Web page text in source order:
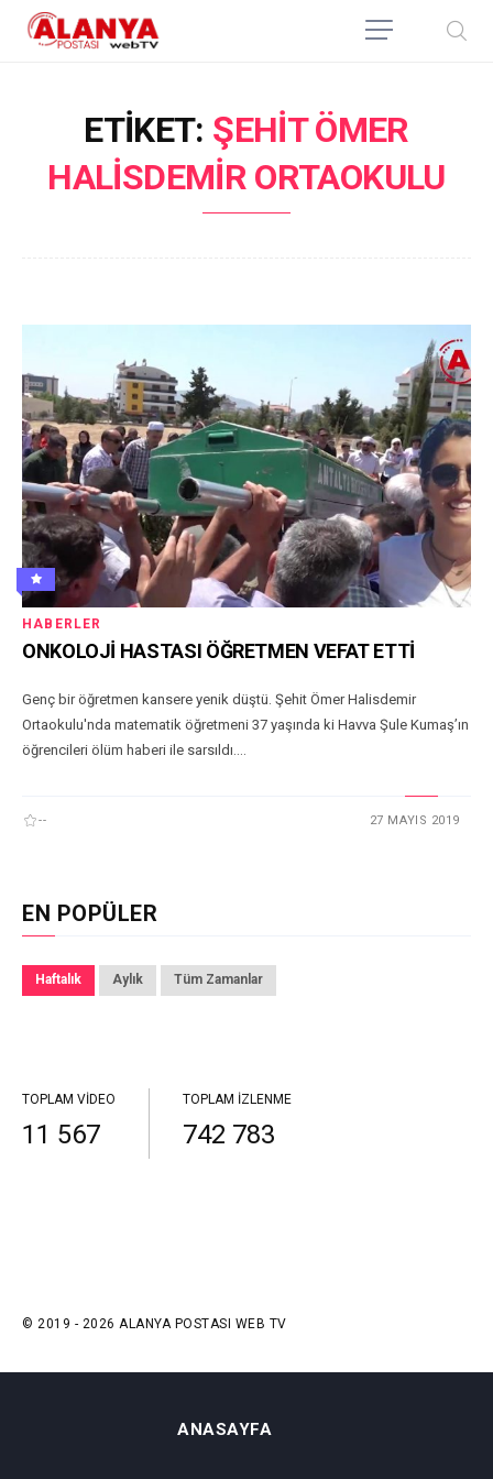
ETIKET: ŞEHIT ÖMER
HALISDEMIR ORTAOKULU
HABERLER
ONKOLOJİ HASTASI ÖĞRETMEN VEFAT ETTİ
Genç bir öğretmen kansere yenik düştü. Şehit Ömer Halisdemir
Ortaokulu'nda matematik öğretmeni 37 yaşında ki Havva Şule Kumaş’ın
öğrencileri ölüm haberi ile sarsıldı....
-- 27 MAYIS 2019
EN POPÜLER
Haftalık Aylık Tüm Zamanlar
TOPLAM VIDEO
11 567
TOPLAM İZLENME
742 783
© 2019 - 2026 ALANYA POSTASI WEB TV
ANASAYFA